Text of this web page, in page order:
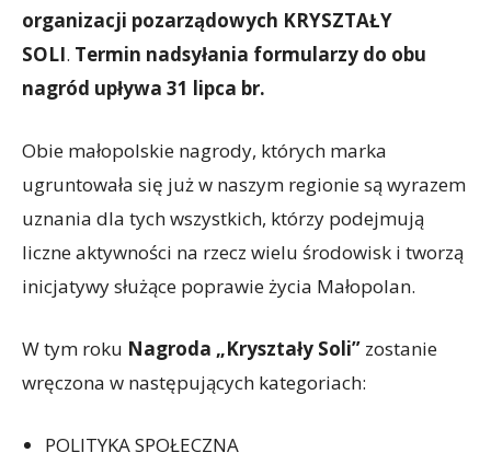
organizacji pozarządowych KRYSZTAŁY
SOLI. Termin nadsyłania formularzy do obu
nagród upływa 31 lipca br.
Obie małopolskie nagrody, których marka
ugruntowała się już w naszym regionie są wyrazem
uznania dla tych wszystkich, którzy podejmują
liczne aktywności na rzecz wielu środowisk i tworzą
inicjatywy służące poprawie życia Małopolan.
W tym roku Nagroda „Kryształy Soli” zostanie
wręczona w następujących kategoriach:
POLITYKA SPOŁECZNA